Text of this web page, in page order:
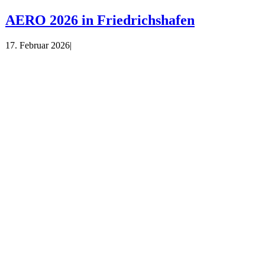
AERO 2026 in Friedrichshafen
17. Februar 2026|